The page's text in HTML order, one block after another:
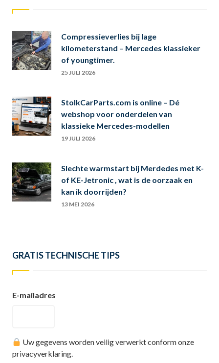
Compressieverlies bij lage
kilometerstand – Mercedes klassieker
of youngtimer.
25 JULI 2026
StolkCarParts.com is online – Dé
webshop voor onderdelen van
klassieke Mercedes-modellen
19 JULI 2026
Slechte warmstart bij Merdedes met K-
of KE-Jetronic , wat is de oorzaak en
kan ik doorrijden?
13 MEI 2026
GRATIS TECHNISCHE TIPS
E-mailadres
Uw gegevens worden veilig verwerkt conform onze
privacyverklaring.